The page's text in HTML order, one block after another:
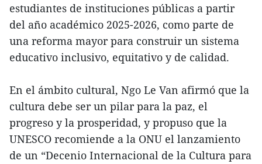
estudiantes de instituciones públicas a partir
del año académico 2025-2026, como parte de
una reforma mayor para construir un sistema
educativo inclusivo, equitativo y de calidad.
En el ámbito cultural, Ngo Le Van afirmó que la
cultura debe ser un pilar para la paz, el
progreso y la prosperidad, y propuso que la
UNESCO recomiende a la ONU el lanzamiento
de un “Decenio Internacional de la Cultura para